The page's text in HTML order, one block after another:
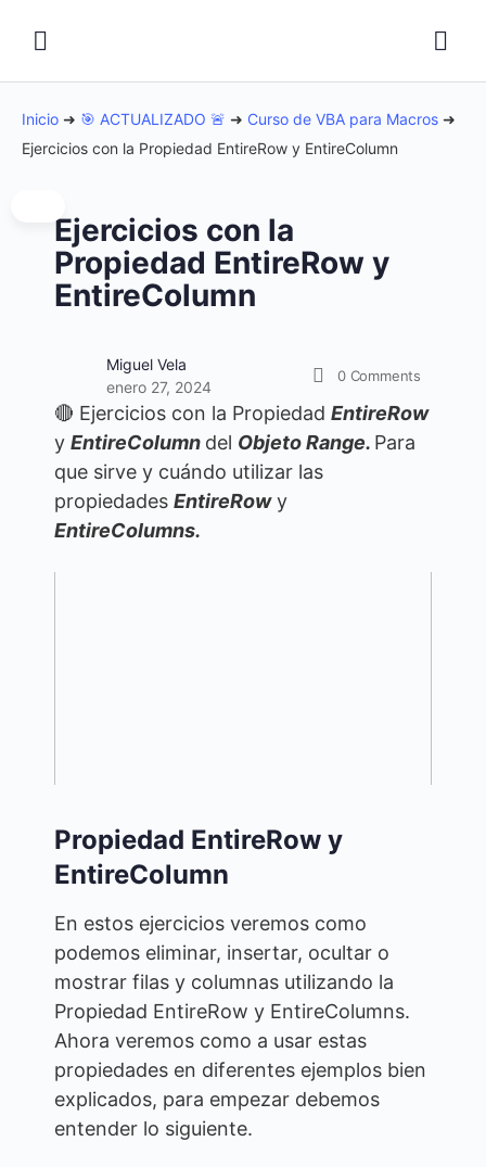
Inicio ➜ 🎯 ACTUALIZADO 🚨 ➜ Curso de VBA para Macros ➜
Ejercicios con la Propiedad EntireRow y EntireColumn
Ejercicios con la
Propiedad EntireRow y
EntireColumn
Miguel Vela
enero 27, 2024
0 Comments
🔴 Ejercicios con la Propiedad EntireRow
y EntireColumn del Objeto Range. Para
que sirve y cuándo utilizar las
propiedades EntireRowy
EntireColumns.
Propiedad EntireRow y
EntireColumn
En estos ejercicios veremos como
podemos eliminar, insertar, ocultar o
mostrar filas y columnas utilizando la
Propiedad EntireRow y EntireColumns.
Ahora veremos como a usar estas
propiedades en diferentes ejemplos bien
explicados, para empezar debemos
entender lo siguiente.